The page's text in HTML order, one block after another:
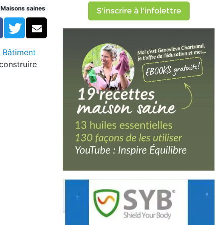
Maisons saines
TwitterCourriel
Bâtiment
S'inscrire à l'infolettre